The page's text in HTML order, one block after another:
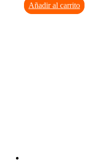
Añadir al carrito